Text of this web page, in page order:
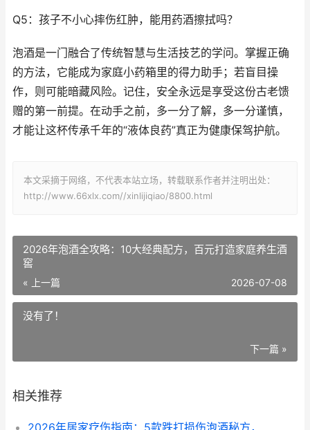
Q5：孩子不小心摔伤红肿，能用药酒擦拭吗？
泡酒是一门融合了传统智慧与生活技艺的学问。掌握正确
的方法，它能成为家庭小药箱里的得力助手；若盲目操
作，则可能暗藏风险。记住，安全永远是享受这份古老馈
赠的第一前提。在动手之前，多一分了解，多一分谨慎，
才能让这杯传承千年的“液体良药”真正为健康保驾护航。
本文采摘于网络，不代表本站立场，转载联系作者并注明出处：
http://www.66xlx.com//xinlijiqiao/8800.html
2026年泡酒全攻略：10大经典配方，百元打造家庭养生酒
窖
« 上一篇 2026-07-08
没有了！
下一篇 »
相关推荐